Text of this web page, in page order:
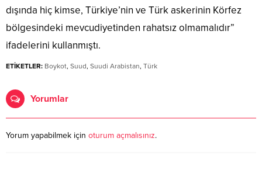
dışında hiç kimse, Türkiye’nin ve Türk askerinin Körfez
bölgesindeki mevcudiyetinden rahatsız olmamalıdır”
ifadelerini kullanmıştı.
ETİKETLER: Boykot, Suud, Suudi Arabistan, Türk
Yorumlar
Yorum yapabilmek için oturum açmalısınız.